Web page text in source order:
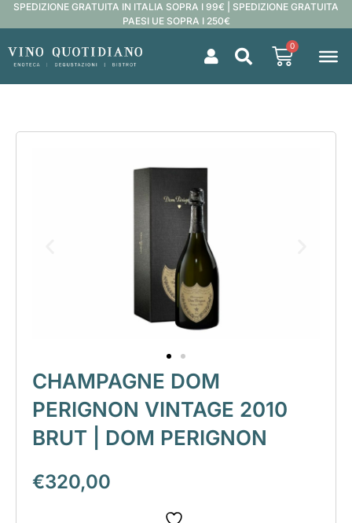
SPEDIZIONE GRATUITA IN ITALIA SOPRA I 99€ | SPEDIZIONE GRATUITA
PAESI UE SOPRA I 250€
0
CHAMPAGNE DOM
PERIGNON VINTAGE 2010
BRUT | DOM PERIGNON
€320,00